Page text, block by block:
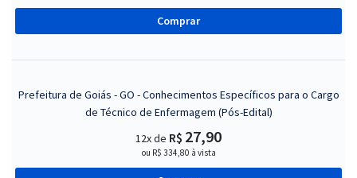
Comprar
Prefeitura de Goiás - GO - Conhecimentos Específicos para o Cargo
de Técnico de Enfermagem (Pós-Edital)
12x de R$ 27,90
ou R$ 334,80 à vista